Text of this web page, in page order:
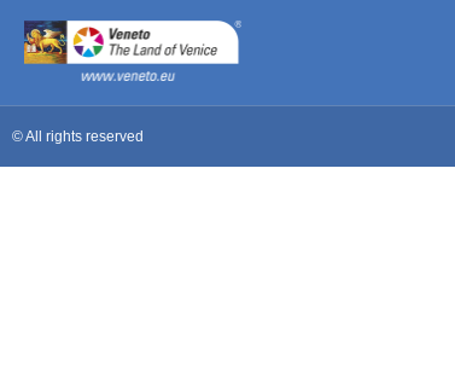
© All rights reserved